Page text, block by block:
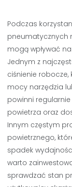
Podczas
pneumatycznych
mogą wpływać
Jednym z
ciśnienie
mocy narzędzia
powinni
powietrza oraz
Innym częstym
powietrznego,
spadek
warto
sprawdzać stan